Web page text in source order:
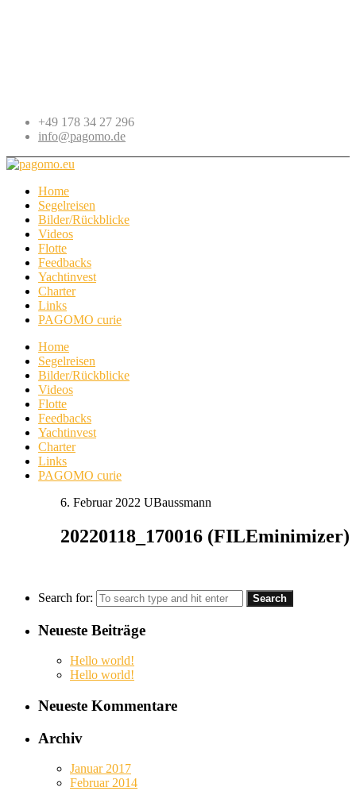
+49 178 34 27 296
info@pagomo.de
Home
Segelreisen
Bilder/Rückblicke
Videos
Flotte
Feedbacks
Yachtinvest
Charter
Links
PAGOMO curie
Home
Segelreisen
Bilder/Rückblicke
Videos
Flotte
Feedbacks
Yachtinvest
Charter
Links
PAGOMO curie
6. Februar 2022 UBaussmann
20220118_170016 (FILEminimizer)
Search for:
Neueste Beiträge
Hello world!
Hello world!
Neueste Kommentare
Archiv
Januar 2017
Februar 2014